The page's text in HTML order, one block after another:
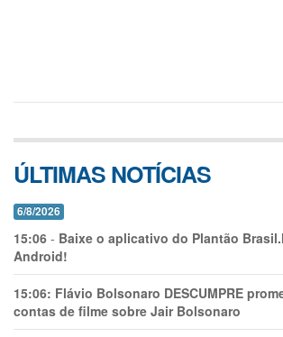
ÚLTIMAS NOTÍCIAS
6/8/2026
15:06 - Baixe o aplicativo do Plantão
Android!
15:06: Flávio Bolsonaro DESCUMPRE
contas de filme sobre Jair Bolsonaro